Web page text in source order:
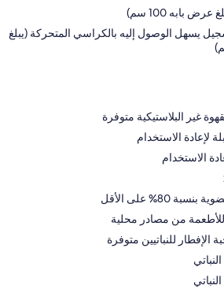
بابه 100 سم)
يسهل الوصول إليه بالكراسي المتحركة (يبلغ
غير البلاستيكية متوفرة
لإعادة الاستخدام
الاستخدام
80% على الأقل
من مصادر محلية
الإفطار للنباتيين متوفرة